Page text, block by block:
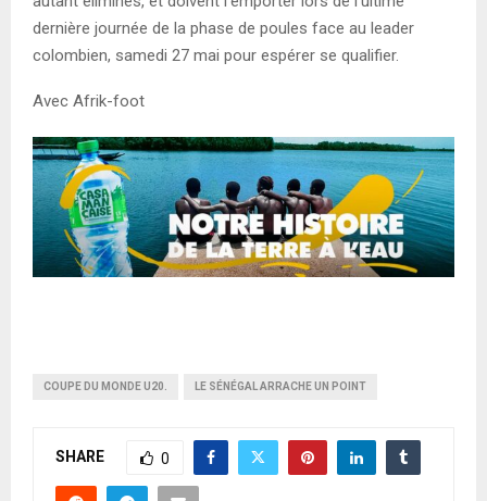
dernière journée de la phase de poules face au leader
colombien, samedi 27 mai pour espérer se qualifier.
Avec Afrik-foot
COUPE DU MONDE U20. LE SÉNÉGAL ARRACHE UN POINT
SHARE 0